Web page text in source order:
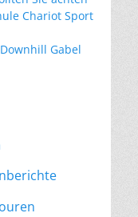
Chariot Sport
Gabel